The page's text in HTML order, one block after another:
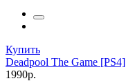
Купить
Deadpool The Game [PS4]
1990р.